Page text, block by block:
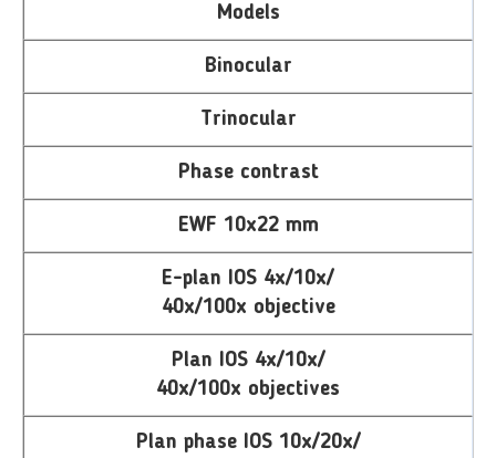
Models
Binocular
Trinocular
Phase contrast
EWF 10x22 mm
E-plan IOS 4x/10x/
40x/100x objective
Plan IOS 4x/10x/
40x/100x objectives
Plan phase IOS 10x/20x/